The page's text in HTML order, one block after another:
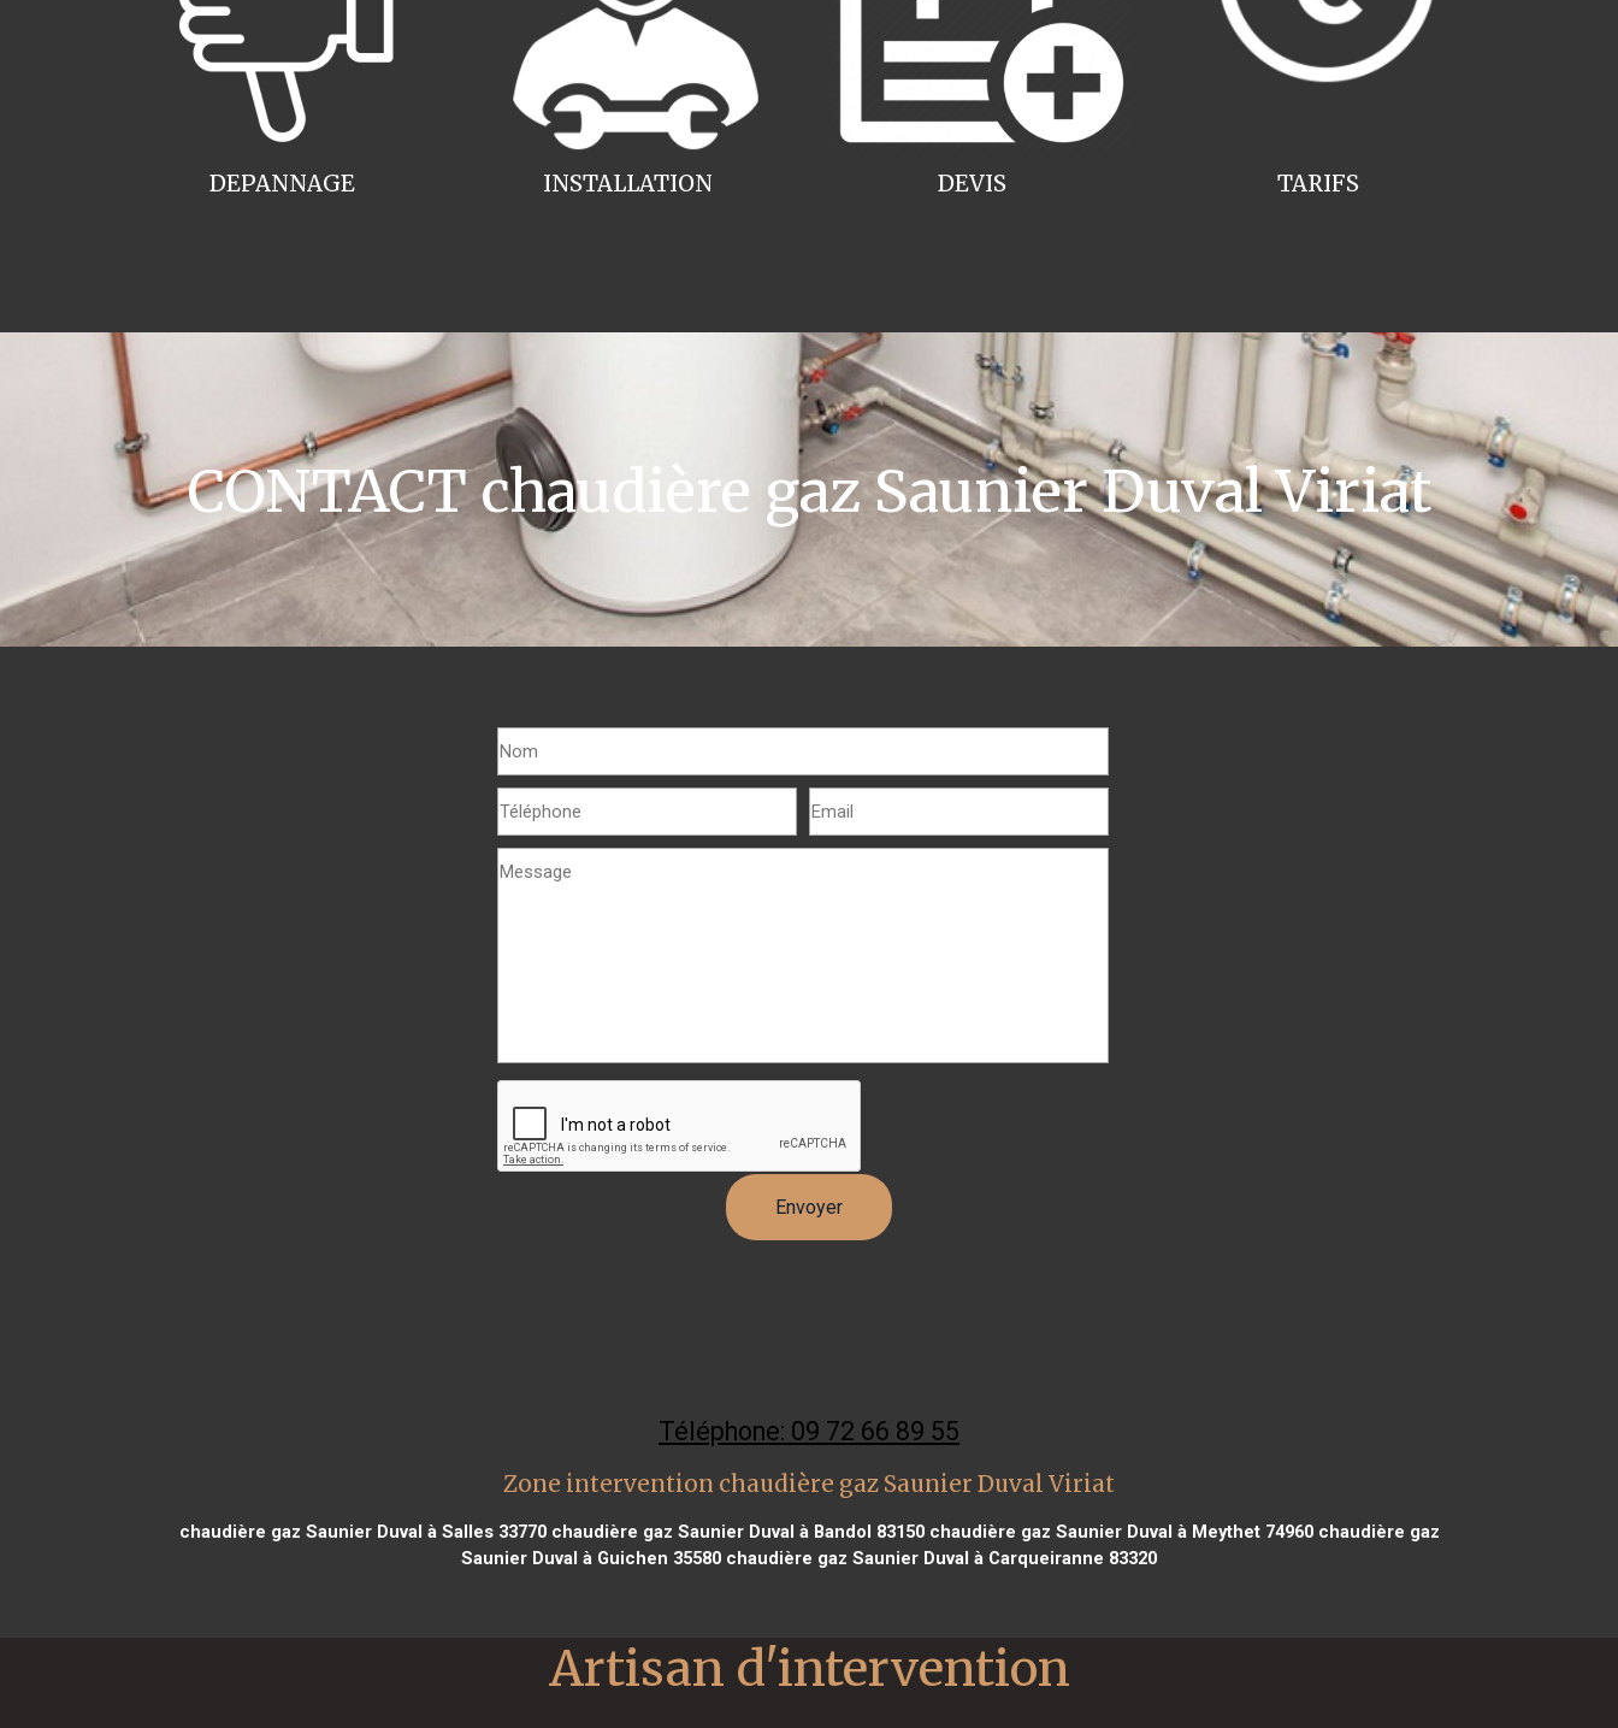
INSTALLATION
DEPANNAGE TARIFS
DEVIS
CONTACT chaudière gaz Saunier Duval Viriat
Téléphone: 09 72 66 89 55
Zone intervention chaudière gaz Saunier Duval Viriat
chaudière gaz Saunier Duval à Salles 33770chaudière gaz Saunier Duval à Bandol 83150chaudière gaz Saunier Duval à Meythet 74960chaudière gaz
Saunier Duval à Guichen 35580 chaudière gaz Saunier Duval à Carqueiranne 83320
Artisan d'intervention